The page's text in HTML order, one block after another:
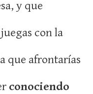
y que
con la
que afrontarías
conociendo